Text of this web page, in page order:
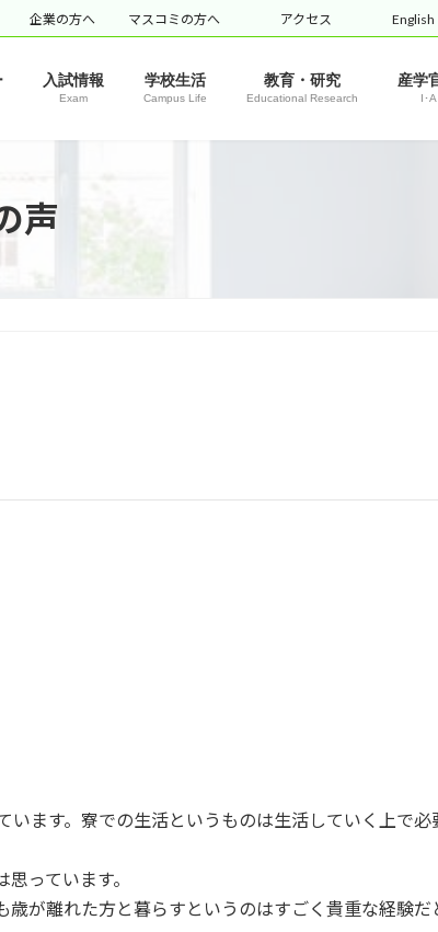
企業の方へ マスコミの方へ アクセス English
入試情報
Exam
学校生活
Campus Life
教育・研究
Educational Research
産学
I･
声
ます。寮での生活というものは生活していく上で必
っています。
が離れた方と暮らすというのはすごく貴重な経験だ